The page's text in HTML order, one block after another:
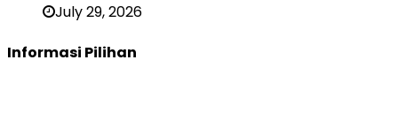
July 29, 2026
Informasi Pilihan